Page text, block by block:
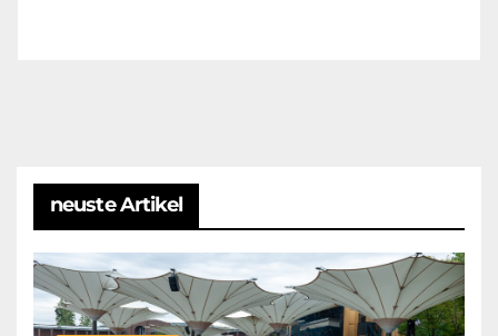
neuste Artikel